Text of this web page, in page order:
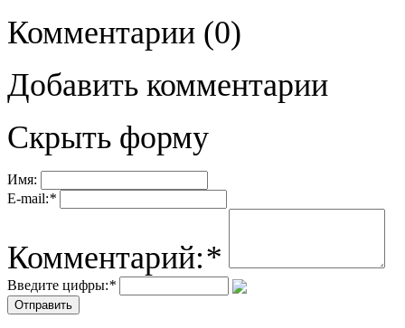
Комментарии (0)
Добавить комментарии
Скрыть форму
Имя:
E-mail:*
Комментарий:*
Введите цифры:*